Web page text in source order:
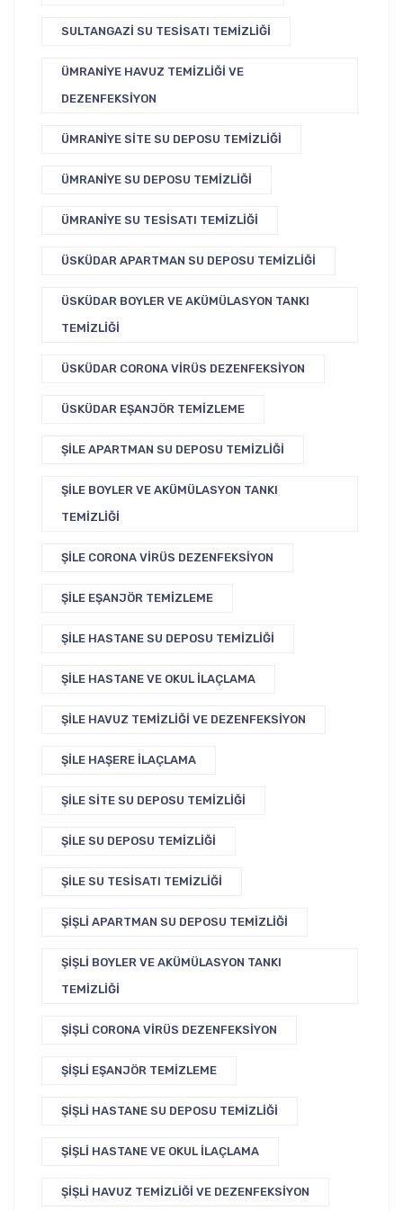
SULTANGAZI SU TESISATI TEMIZLIĞI
ÜMRANIYE HAVUZ TEMIZLIĞI VE
DEZENFEKSIYON
ÜMRANIYE SITE SU DEPOSU TEMIZLIĞI
ÜMRANIYE SU DEPOSU TEMIZLIĞI
ÜMRANIYE SU TESISATI TEMIZLIĞI
ÜSKÜDAR APARTMAN SU DEPOSU TEMIZLIĞI
ÜSKÜDAR BOYLER VE AKÜMÜLASYON TANKI
TEMIZLIĞI
ÜSKÜDAR CORONA VIRÜS DEZENFEKSIYON
ÜSKÜDAR EŞANJÖR TEMIZLEME
ŞILE APARTMAN SU DEPOSU TEMIZLIĞI
ŞILE BOYLER VE AKÜMÜLASYON TANKI
TEMIZLIĞI
ŞILE CORONA VIRÜS DEZENFEKSIYON
ŞILE EŞANJÖR TEMIZLEME
ŞILE HASTANE SU DEPOSU TEMIZLIĞI
ŞILE HASTANE VE OKUL İLAÇLAMA
ŞILE HAVUZ TEMIZLIĞI VE DEZENFEKSIYON
ŞILE HAŞERE İLAÇLAMA
ŞILE SITE SU DEPOSU TEMIZLIĞI
ŞILE SU DEPOSU TEMIZLIĞI
ŞILE SU TESISATI TEMIZLIĞI
ŞIŞLI APARTMAN SU DEPOSU TEMIZLIĞI
ŞIŞLI BOYLER VE AKÜMÜLASYON TANKI
TEMIZLIĞI
ŞIŞLI CORONA VIRÜS DEZENFEKSIYON
ŞIŞLI EŞANJÖR TEMIZLEME
ŞIŞLI HASTANE SU DEPOSU TEMIZLIĞI
ŞIŞLI HASTANE VE OKUL İLAÇLAMA
ŞIŞLI HAVUZ TEMIZLIĞI VE DEZENFEKSIYON